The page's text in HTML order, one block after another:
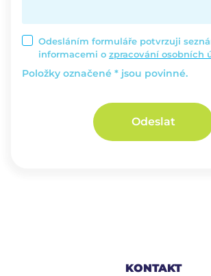
Odesláním formuláře potvrzuji
informacemi o zpracování osobních
Položky označené * jsou povinné.
Odeslat
KONTAKT